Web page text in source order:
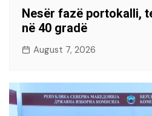
Nesër fazë portokalli,
në 40 gradë
August 7, 2026